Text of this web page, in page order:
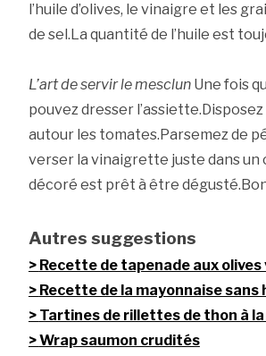
l’huile d’olives, le vinaigre et les
de sel.La quantité de l’huile est
L’art de servir le mesclunUne fois
pouvez dresser
autour les tomates.Parsemez de
verser la vinaigrette juste dans un
décoré est prêt à être
Autres suggestions
Recette de tapenade aux
Recette de la mayonnaise sans
Tartines de rillettes de thon à
Wrap saumon crudités